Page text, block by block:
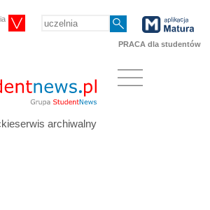
PRACA dla studentów
archiwalny